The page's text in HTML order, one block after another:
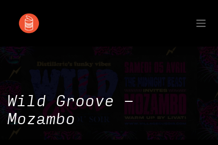
Wild Groove -
Mozambo